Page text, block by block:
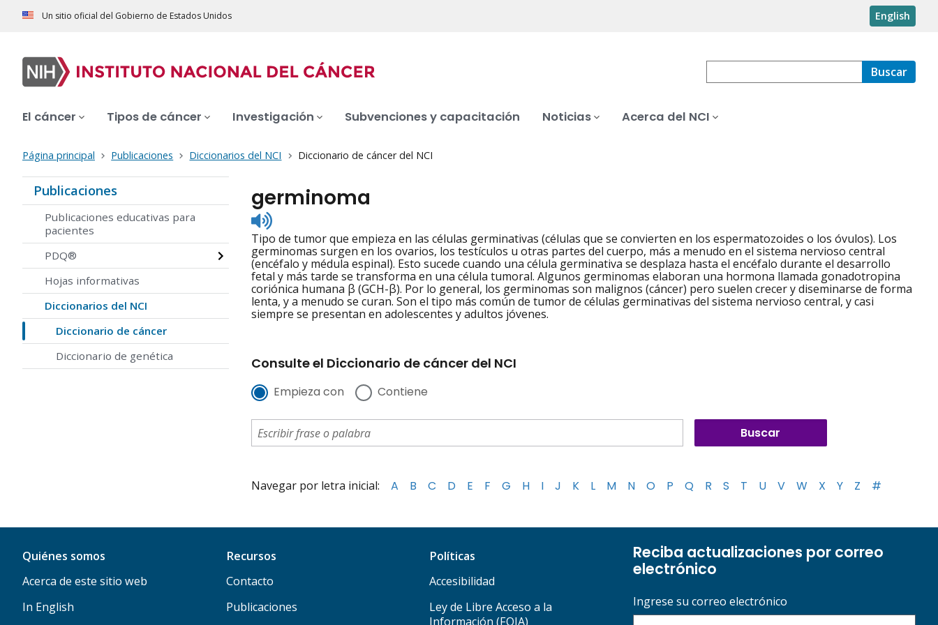
Un sitio oficial del Gobierno de Estados Unidos English
Buscar
El cáncer Tipos de cáncer Investigación Subvenciones y capacitación Noticias Acerca del NCI
Página principal Publicaciones Diccionarios del NCI Diccionario de cáncer del NCI
Publicaciones
Publicaciones educativas para
pacientes
PDQ®
Hojas informativas
Diccionarios del NCI
Diccionario de cáncer
Diccionario de genética
germinoma
Listen
to
pronunciation
Tipo de tumor que empieza en las células germinativas (células que se convierten en los espermatozoides o los óvulos). Los
germinomas surgen en los ovarios, los testículos u otras partes del cuerpo, más a menudo en el sistema nervioso central
(encéfalo y médula espinal). Esto sucede cuando una célula germinativa se desplaza hasta el encéfalo durante el desarrollo
fetal y más tarde se transforma en una célula tumoral. Algunos germinomas elaboran una hormona llamada gonadotropina
coriónica humana β (GCH-β). Por lo general, los germinomas son malignos (cáncer) pero suelen crecer y diseminarse de forma
lenta, y a menudo se curan. Son el tipo más común de tumor de células germinativas del sistema nervioso central, y casi
siempre se presentan en adolescentes y adultos jóvenes.
Consulte el Diccionario de cáncer del NCI
Empieza con Contiene
Navegar por letra inicial: A B C D E F G H I J K L M N O P Q R S T U V W X Y Z #
Quiénes somos
Acerca de este sitio web
In English
Recursos
Contacto
Publicaciones
Políticas
Accesibilidad
Ley de Libre Acceso a la
Información (FOIA)
Reciba actualizaciones por correo
electrónico
Ingrese su correo electrónico